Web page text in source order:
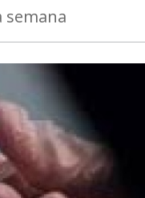
semana